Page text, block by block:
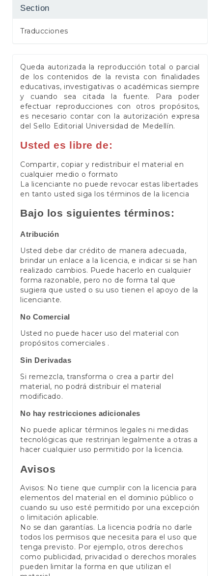
Section
Traducciones
Queda autorizada la reproducción total o parcial
de los contenidos de la revista con finalidades
educativas, investigativas o académicas siempre
y cuando sea citada la fuente. Para poder
efectuar reproducciones con otros propósitos,
es necesario contar con la autorización expresa
del Sello Editorial Universidad de Medellín.
Usted es libre de:
Compartir, copiar y redistribuir el material en
cualquier medio o formato
La licenciante no puede revocar estas libertades
en tanto usted siga los términos de la licencia
Bajo los siguientes términos:
Atribución
Usted debe dar crédito de manera adecuada,
brindar un enlace a la licencia, e indicar si se han
realizado cambios. Puede hacerlo en cualquier
forma razonable, pero no de forma tal que
sugiera que usted o su uso tienen el apoyo de la
licenciante.
No Comercial
Usted no puede hacer uso del material con
propósitos comerciales .
Sin Derivadas
Si remezcla, transforma o crea a partir del
material, no podrá distribuir el material
modificado.
No hay restricciones adicionales
No puede aplicar términos legales ni medidas
tecnológicas que restrinjan legalmente a otras a
hacer cualquier uso permitido por la licencia.
Avisos
Avisos: No tiene que cumplir con la licencia para
elementos del material en el dominio público o
cuando su uso esté permitido por una excepción
o limitación aplicable.
No se dan garantías. La licencia podría no darle
todos los permisos que necesita para el uso que
tenga previsto. Por ejemplo, otros derechos
como publicidad, privacidad o derechos morales
pueden limitar la forma en que utilizan el